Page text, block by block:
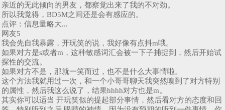
亲近的无此倾向的男友，都察觉出来了我的不对劲。
所以我觉得，BD5M之间还是会有感应的。
点评：信息量略大...
网友5
我会先自我暴露，开玩笑的说，我好像有点抖m哦。
如果对方是s或者m，这种敏感词汇会被一下子捕捉到，然后开始试
探性的交流。
如果对方不是，那就一笑而过，也不是什么大事情啦。
这个方法我就用过一次，和一个小哥哥聊天我突然嗅到了对方特别
的属性，然后我这么说了，结果hhhh对方也是m。
其实你可以适当 开玩笑似的提起部分事情，然后看对方的态度和回